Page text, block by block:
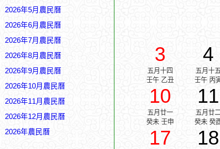
2026年5月農民曆
2026年6月農民曆
2026年7月農民曆
2026年8月農民曆
2026年9月農民曆
2026年10月農民曆
2026年11月農民曆
2026年12月農民曆
2026年農民曆
3
五月十四
壬午 乙丑
4
五月十
壬午 丙
10
五月廿一
癸未 壬申
11
五月廿
癸未 癸
17 18